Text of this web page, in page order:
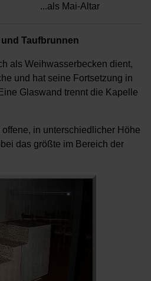
...als Mai-Altar
Taufbrunnen
als Weihwasserbecken dient,
und hat seine Fortsetzung in
Glaswand trennt die Kapelle
offene, in unterschiedlicher Höhe
das größte im Bereich der